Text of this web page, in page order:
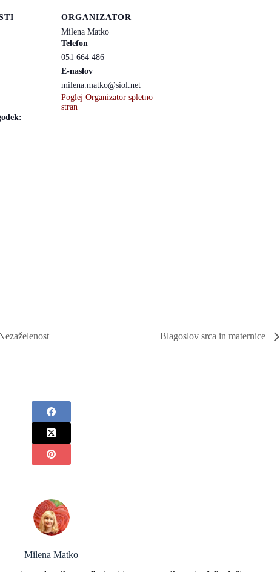
ORGANIZATOR
Milena Matko
Telefon
051 664 486
E-naslov
milena.matko@siol.net
Poglej Organizator spletno
stran
Blagoslov srca in maternice
Milena Matko